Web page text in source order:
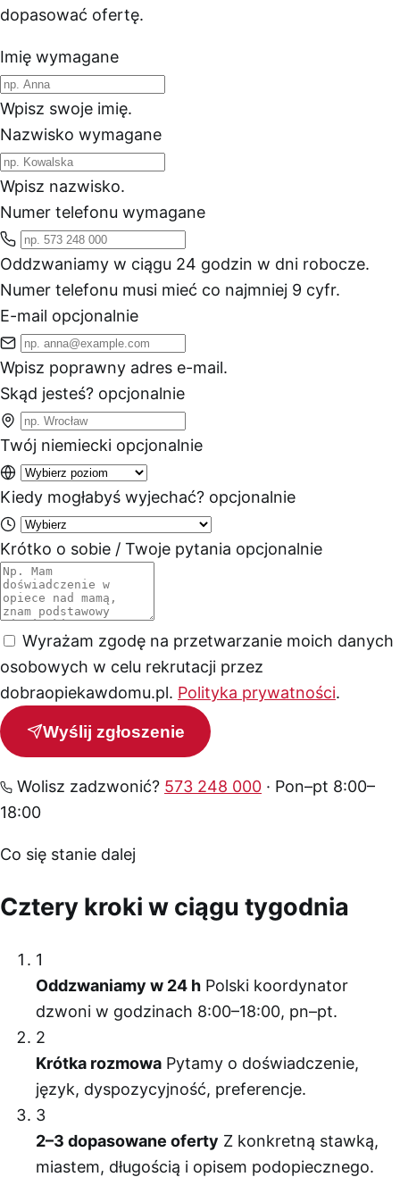
dopasować ofertę.
Imię wymagane
Wpisz swoje imię.
Nazwisko wymagane
Wpisz nazwisko.
Numer telefonu wymagane
Oddzwaniamy w ciągu 24 godzin w dni robocze.
Numer telefonu musi mieć co najmniej 9 cyfr.
E-mail opcjonalnie
Wpisz poprawny adres e-mail.
Skąd jesteś? opcjonalnie
Twój niemiecki opcjonalnie
Kiedy mogłabyś wyjechać? opcjonalnie
Krótko o sobie / Twoje pytania opcjonalnie
Wyrażam zgodę na przetwarzanie moich danych
osobowych w celu rekrutacji przez
dobraopiekawdomu.pl. Polityka prywatności.
Wyślij zgłoszenie
Wolisz zadzwonić? 573 248 000 · Pon–pt 8:00–
18:00
Co się stanie dalej
Cztery kroki w ciągu tygodnia
1
Oddzwaniamy w 24 h Polski koordynator
dzwoni w godzinach 8:00–18:00, pn–pt.
2
Krótka rozmowa Pytamy o doświadczenie,
język, dyspozycyjność, preferencje.
3
2–3 dopasowane oferty Z konkretną stawką,
miastem, długością i opisem podopiecznego.